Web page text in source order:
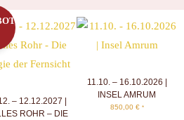
– 12.12.2027 |
ROHR – DIE
11.10. – 16.10.2026 |
INSEL AMRUM
850,00 € *